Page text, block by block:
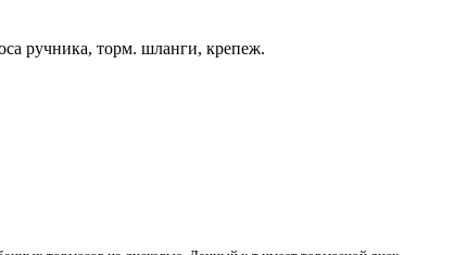
ручника, торм. шланги, крепеж.